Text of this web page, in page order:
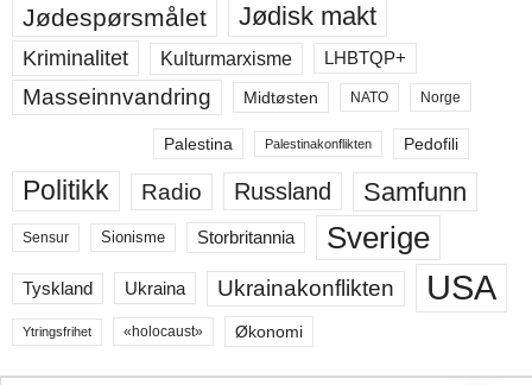
Jødespørsmålet Jødisk makt
Kriminalitet Kulturmarxisme LHBTQP+
Masseinnvandring Midtøsten NATO Norge
Palestina Palestinakonflikten Pedofili
Politikk Radio Russland Samfunn
Sensur Sionisme Storbritannia Sverige
Tyskland Ukraina Ukrainakonflikten USA
Ytringsfrihet «holocaust» Økonomi